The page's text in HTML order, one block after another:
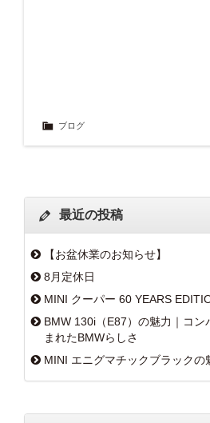
ブログ
最近の投稿
【お盆休業のお知らせ】
8月定休日
MINI クーパー 60 YEARS
BMW 130i（E87）の魅力｜コン
まれたBMWらしさ
MINI エニグマチックブラックの